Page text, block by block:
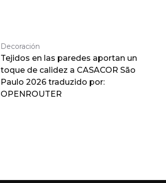
Decoración
Tejidos en las paredes aportan un
toque de calidez a CASACOR São
Paulo 2026 traduzido por:
OPENROUTER